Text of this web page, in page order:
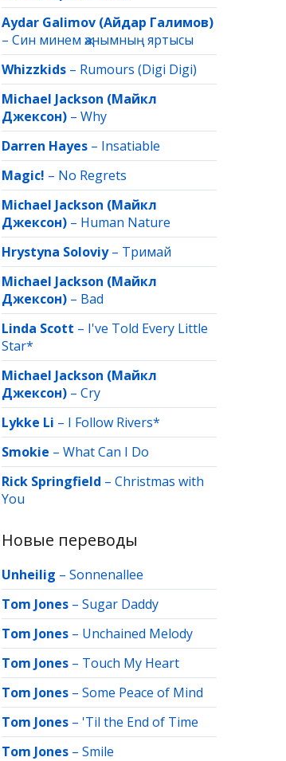
Aydar Galimov (Айдар Галимов)
– Син минем җанымның яртысы
Whizzkids – Rumours (Digi Digi)
Michael Jackson (Майкл
Джексон) – Why
Darren Hayes – Insatiable
Magic! – No Regrets
Michael Jackson (Майкл
Джексон) – Human Nature
Hrystyna Soloviy– Тримай
Michael Jackson (Майкл
Джексон) – Bad
Linda Scott – I've Told Every Little
Star*
Michael Jackson (Майкл
Джексон) – Cry
Lykke Li – I Follow Rivers*
Smokie – What Can I Do
Rick Springfield – Christmas with
You
Новые переводы
Unheilig – Sonnenallee
Tom Jones – Sugar Daddy
Tom Jones – Unchained Melody
Tom Jones – Touch My Heart
Tom Jones – Some Peace of Mind
Tom Jones – 'Til the End of Time
Tom Jones – Smile